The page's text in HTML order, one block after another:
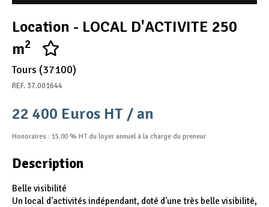
Nous rejoindre
Location - LOCAL D'ACTIVITE 250
m2
Tours (37100)
REF. 37.001644
22 400 Euros HT / an
Honoraires : 15.00 % HT du loyer annuel à la charge du preneur
Description
Belle visibilité
Un local d'activités indépendant, doté d'une très belle visibilité,